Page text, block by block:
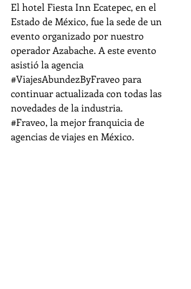
El hotel Fiesta Inn Ecatepec, en el
Estado de México, fue la sede de un
evento organizado por nuestro
operador Azabache. A este evento
asistió la agencia
#ViajesAbundezByFraveo para
continuar actualizada con todas las
novedades de la industria.
#Fraveo, la mejor franquicia de
agencias de viajes en México.